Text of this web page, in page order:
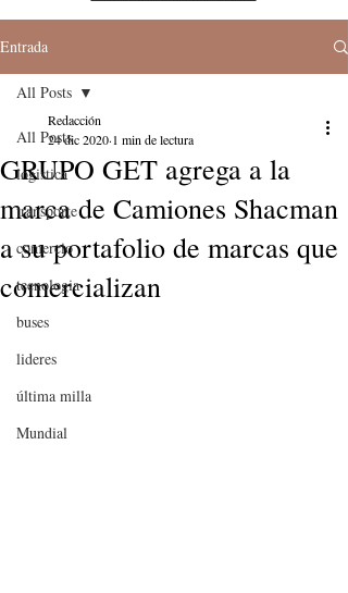
Entrada
All Posts
logistica
transporte
comercio
tecnologia
buses
lideres
última milla
Mundial
All Posts
GRUPO GET agrega a la
marca de Camiones Shacman
a su portafolio de marcas que
comercializan
Redacción
24 dic 2020 1 min de lectura